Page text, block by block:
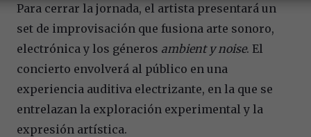
Para cerrar la jornada, el artista presentará un
set de improvisación que fusiona arte sonoro,
electrónica y los géneros ambient y noise. El
concierto envolverá al público en una
experiencia auditiva electrizante, en la que se
entrelazan la exploración experimental y la
expresión artística.